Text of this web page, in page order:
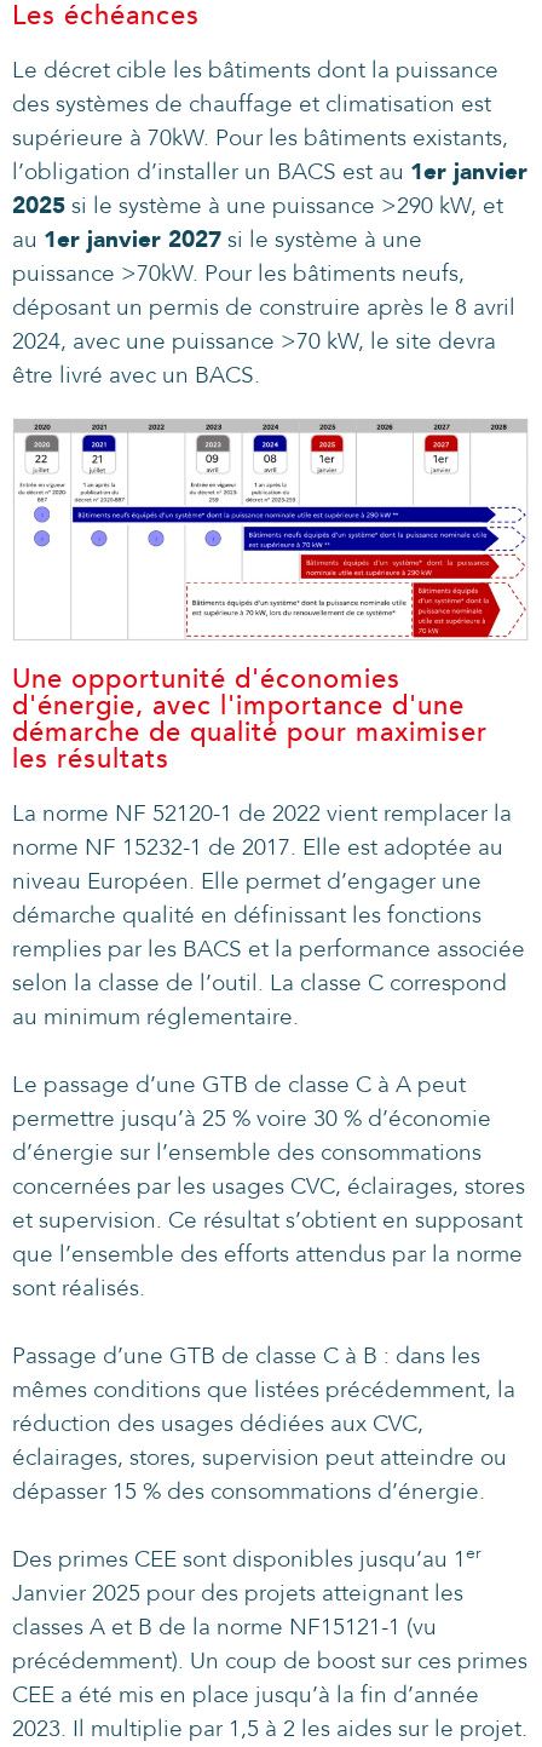
Les échéances
Le décret cible les bâtiments dont la puissance
des systèmes de chauffage et climatisation est
supérieure à 70kW. Pour les bâtiments existants,
l’obligation d’installer un BACS est au 1er janvier
2025si le système à une puissance >290 kW, et
au 1er janvier 2027si le système à une
puissance >70kW. Pour les bâtiments neufs,
déposant un permis de construire après le 8 avril
2024, avec une puissance >70 kW, le site devra
être livré avec un BACS.
Une opportunité d'économies
d'énergie, avec l'importance d'une
démarche de qualité pour maximiser
les résultats
La norme NF 52120-1 de 2022 vient remplacer la
norme NF 15232-1 de 2017. Elle est adoptée au
niveau Européen. Elle permet d’engager une
démarche qualité en définissant les fonctions
remplies par les BACS et la performance associée
selon la classe de l’outil. La classe C correspond
au minimum réglementaire.
Le passage d’une GTB de classe C à A peut
permettre jusqu’à 25 % voire 30 % d’économie
d’énergie sur l’ensemble des consommations
concernées par les usages CVC, éclairages, stores
et supervision. Ce résultat s’obtient en supposant
que l’ensemble des efforts attendus par la norme
sont réalisés.
Passage d’une GTB de classe C à B : dans les
mêmes conditions que listées précédemment, la
réduction des usages dédiées aux CVC,
éclairages, stores, supervision peut atteindre ou
dépasser 15 % des consommations d’énergie.
Des primes CEE sont disponibles jusqu’au 1 er
Janvier 2025 pour des projets atteignant les
classes A et B de la norme NF15121-1 (vu
précédemment). Un coup de boost sur ces primes
CEE a été mis en place jusqu’à la fin d’année
2023. Il multiplie par 1,5 à 2 les aides sur le projet.